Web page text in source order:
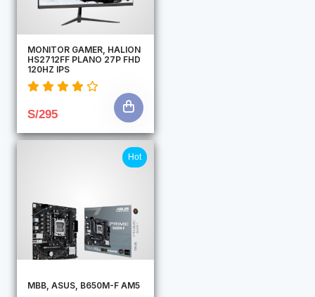
MONITOR GAMER, HALION
HS2712FF PLANO 27P FHD
120HZ IPS
S/295
Hot
MBB, ASUS, B650M-F AM5